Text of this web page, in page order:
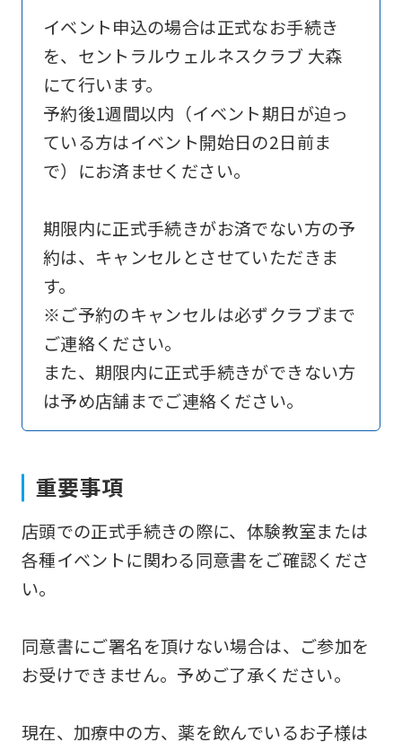
イベント申込の場合は正式なお手続き
を、セントラルウェルネスクラブ 大森
にて行います。
予約後1週間以内（イベント期日が迫っ
ている方はイベント開始日の2日前ま
で）にお済ませください。
期限内に正式手続きがお済でない方の予
約は、キャンセルとさせていただきま
す。
※ご予約のキャンセルは必ずクラブまで
ご連絡ください。
また、期限内に正式手続きができない方
は予め店舗までご連絡ください。
重要事項
店頭での正式手続きの際に、体験教室または
各種イベントに関わる同意書をご確認くださ
い。
同意書にご署名を頂けない場合は、ご参加を
お受けできません。予めご了承ください。
現在、加療中の方、薬を飲んでいるお子様は
is
automatically
translated
into
English.
Click
the
link
below
(start
automatic
translation)
to
return
to
However,
if
an
automatic
service,